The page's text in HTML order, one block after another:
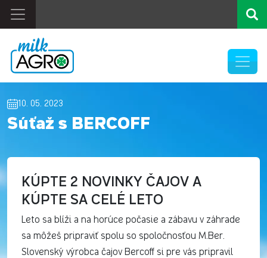
10. 05. 2023
Súťaž s BERCOFF
KÚPTE 2 NOVINKY ČAJOV A
KÚPTE SA CELÉ LETO
Leto sa blíži a na horúce počasie a zábavu v záhrade
sa môžeš pripraviť spolu so spoločnosťou M.Ber.
Slovenský výrobca čajov Bercoff si pre vás pripravil